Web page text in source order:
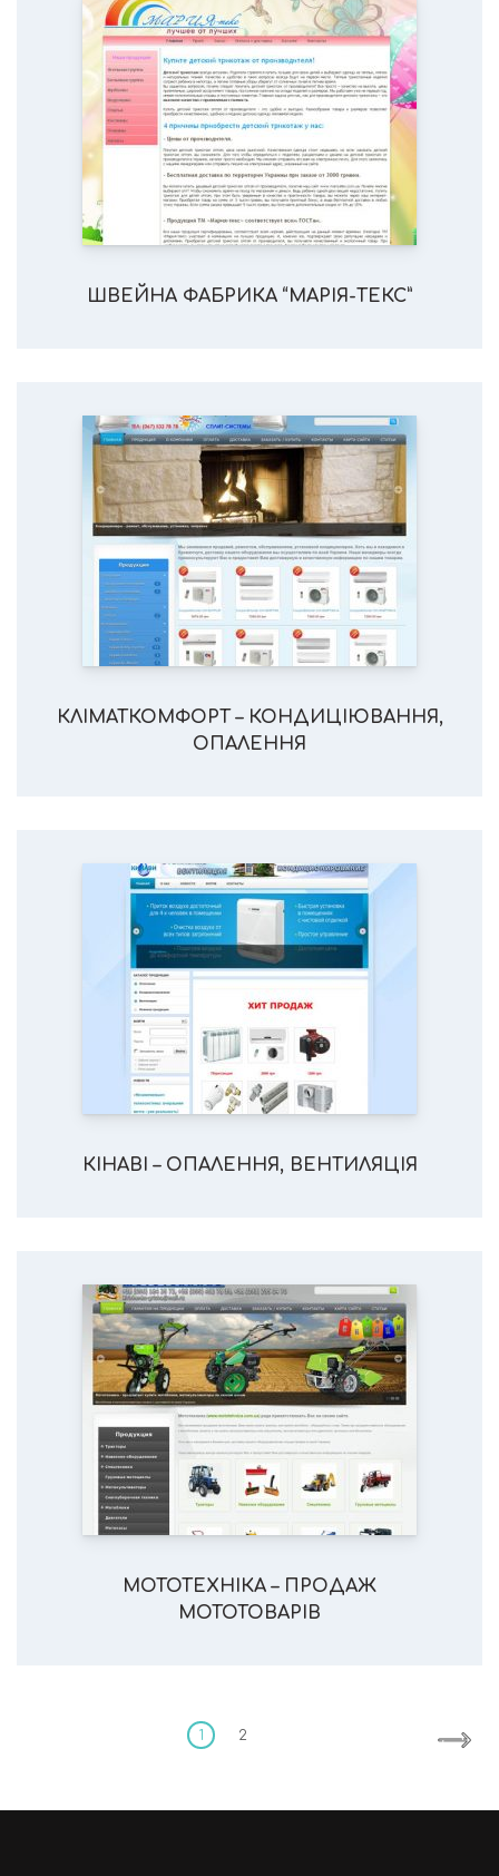
ШВЕЙНА ФАБРИКА “МАРІЯ-ТЕКС”
КЛІМАТКОМФОРТ – КОНДИЦІЮВАННЯ,
ОПАЛЕННЯ
КІНАВІ – ОПАЛЕННЯ, ВЕНТИЛЯЦІЯ
МОТОТЕХНІКА – ПРОДАЖ
МОТОТОВАРІВ
1 2